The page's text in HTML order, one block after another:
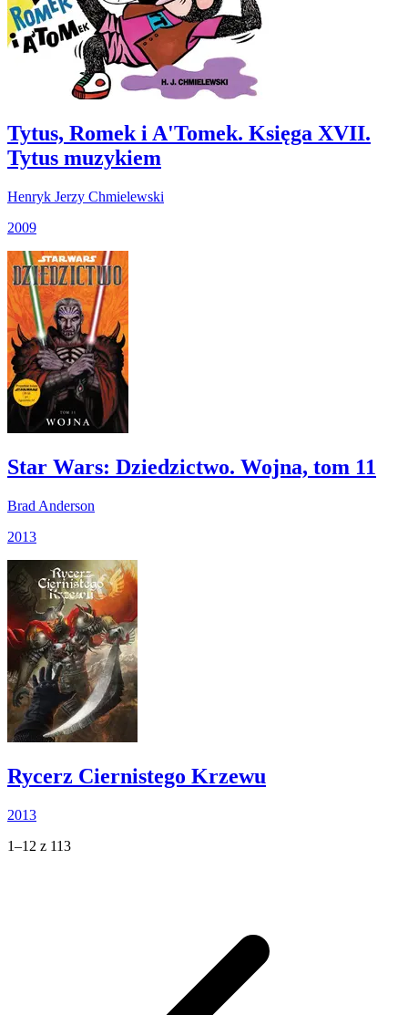
Tytus, Romek i A'Tomek. Księga XVII.
Tytus muzykiem
Henryk Jerzy Chmielewski
2009
Star Wars: Dziedzictwo. Wojna, tom 11
Brad Anderson
2013
Rycerz Ciernistego Krzewu
2013
1–12 z 113